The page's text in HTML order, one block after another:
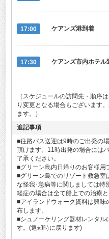
17:00 ケアンズ港到着
17:30 ケアンズ市内ホテル
（スケジュールの訪問先・順序
り変更となる場合もございます
ます。）
追記事項
■往路バス送迎は9時のご出発の
頂けます。11時出発の場合には
了承ください。
■グリーン島内日帰りのお客様用
■グリーン島でのリゾート救急室
な怪我･急病等に関しましては特
軽症の場合は全て船上での治療と
■アイランドウォーク資料は興味
布します。
■シュノーケリング器材レンタ
す。(返却時に戻ります)